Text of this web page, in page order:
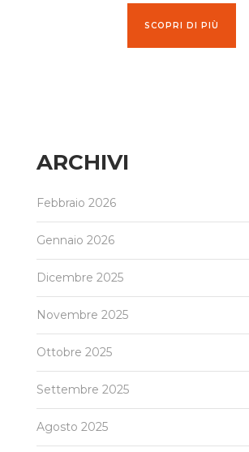
SCOPRI DI PIÙ
ARCHIVI
Febbraio 2026
Gennaio 2026
Dicembre 2025
Novembre 2025
Ottobre 2025
Settembre 2025
Agosto 2025